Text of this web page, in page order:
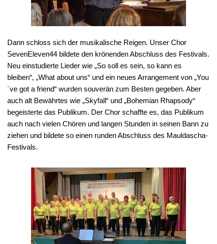
Dann schloss sich der musikalische Reigen. Unser Chor
SevenEleven44 bildete den krönenden Abschluss des Festivals.
Neu einstudierte Lieder wie „So soll es sein, so kann es
bleiben“, „What about uns“ und ein neues Arrangement von „You
´ve got a friend“ wurden souverän zum Besten gegeben. Aber
auch alt Bewährtes wie „Skyfall“ und „Bohemian Rhapsody“
begeisterte das Publikum. Der Chor schaffte es, das Publikum
auch nach vielen Chören und langen Stunden in seinen Bann zu
ziehen und bildete so einen runden Abschluss des Mauldascha-
Festivals.